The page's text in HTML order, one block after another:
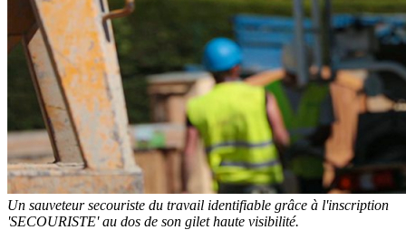
Un sauveteur secouriste du travail identifiable grâce à l'inscription
'SECOURISTE' au dos de son gilet haute visibilité.